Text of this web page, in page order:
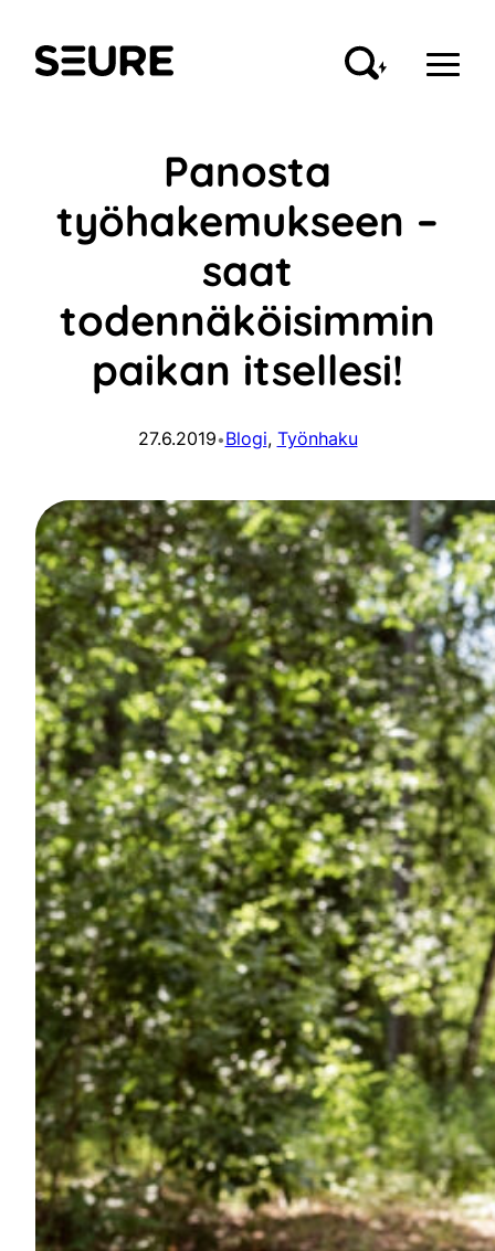
sisältöön
Seure
Panosta
työhakemukseen –
saat
todennäköisimmin
paikan itsellesi!
27.6.2019•Blogi, Työnhaku